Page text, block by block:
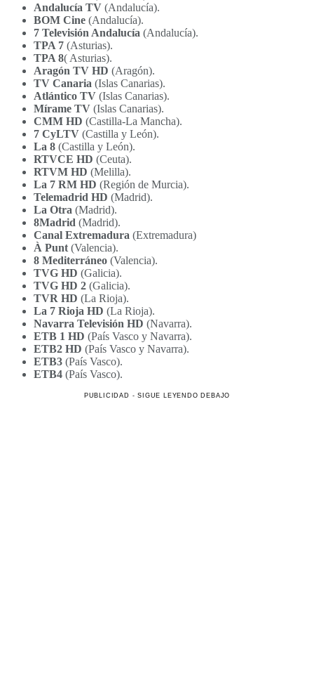
Andalucía TV (Andalucía).
BOM Cine (Andalucía).
7 Televisión Andalucía (Andalucía).
TPA 7 (Asturias).
TPA 8( Asturias).
Aragón TV HD (Aragón).
TV Canaria (Islas Canarias).
Atlántico TV (Islas Canarias).
Mírame TV (Islas Canarias).
CMM HD (Castilla-La Mancha).
7 CyLTV (Castilla y León).
La 8 (Castilla y León).
RTVCE HD (Ceuta).
RTVM HD (Melilla).
La 7 RM HD (Región de Murcia).
Telemadrid HD (Madrid).
La Otra (Madrid).
8Madrid (Madrid).
Canal Extremadura (Extremadura)
À Punt (Valencia).
8 Mediterráneo (Valencia).
TVG HD (Galicia).
TVG HD 2 (Galicia).
TVR HD (La Rioja).
La 7 Rioja HD (La Rioja).
Navarra Televisión HD (Navarra).
ETB 1 HD (País Vasco y Navarra).
ETB2 HD (País Vasco y Navarra).
ETB3 (País Vasco).
ETB4 (País Vasco).